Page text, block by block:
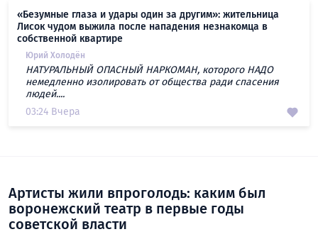
«Безумные глаза и удары один за другим»: жительница
Лисок чудом выжила после нападения незнакомца в
собственной квартире
Юрий Холодён
НАТУРАЛЬНЫЙ ОПАСНЫЙ НАРКОМАН, которого НАДО
немедленно изолировать от общества ради спасения
людей....
03:24 Вчера
Артисты жили впроголодь: каким был
воронежский театр в первые годы
советской власти